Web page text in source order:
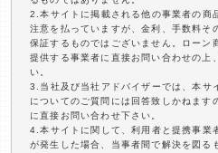
2.本サイトに掲載される他の事業者の商
注意を払っていますが、金利、手数料そ
保証するものではございません。ローン
提供する事業者に直接お問い合わせの上
い。
3.当社及び当社アドバイザーでは、本サ
についてのご質問には回答致しかねます
に直接お問い合わせ下さい。
4.本サイトに関して、利用者と提携事業
が発生した場合、当事者間で解決を図る